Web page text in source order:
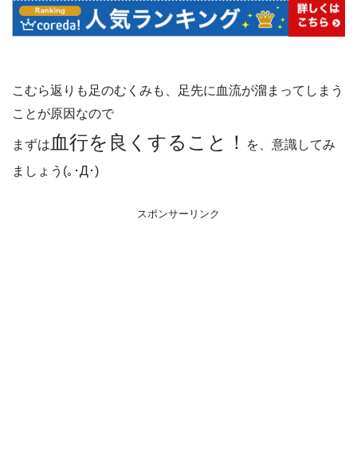
こむら返りも足のむくみも、足先に血流が溜まってしまう
ことが原因なので
まずは 血行を良くすること！
を、意識してみ
ましょう(｡･Д･)ゞ
スポンサーリンク